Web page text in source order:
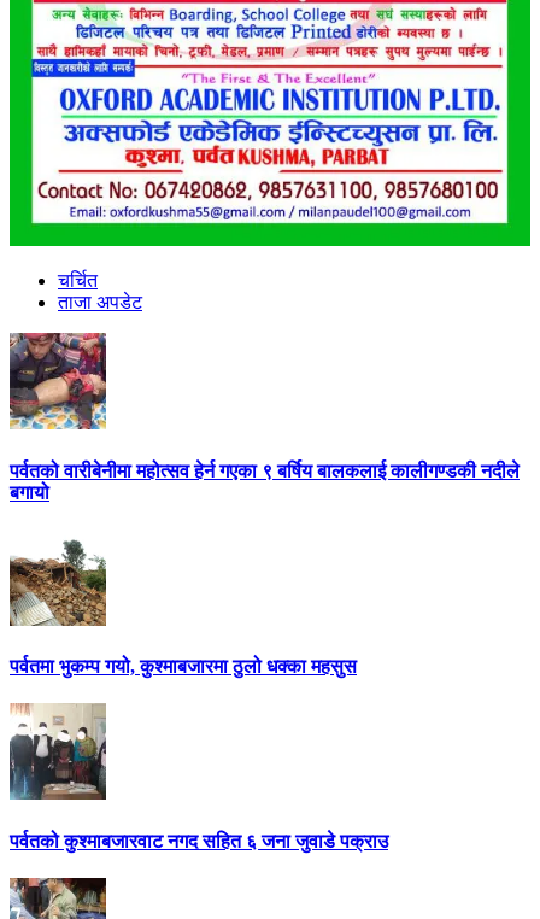
चर्चित
ताजा अपडेट
पर्वतको वारीबेनीमा महोत्सव हेर्न गएका ९ बर्षिय बालकलाई कालीगण्डकी नदीले
बगायो
पर्वतमा भुकम्प गयो, कुश्माबजारमा ठुलो धक्का महसुस
पर्वतको कुश्माबजारवाट नगद सहित ६ जना जुवाडे पक्राउ